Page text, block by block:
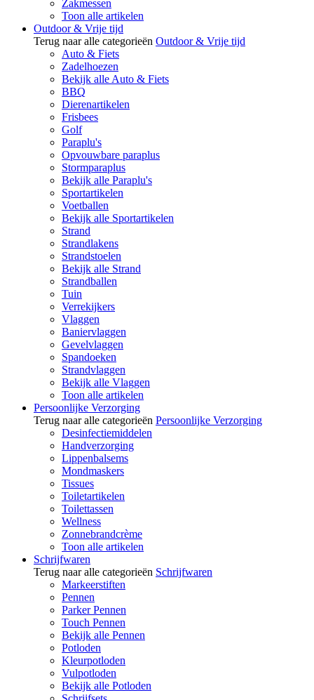
Zakmessen
Toon alle artikelen
Outdoor & Vrije tijd
Terug naar alle categorieën Outdoor & Vrije tijd
Auto & Fiets
Zadelhoezen
Bekijk alle Auto & Fiets
BBQ
Dierenartikelen
Frisbees
Golf
Paraplu's
Opvouwbare paraplus
Stormparaplus
Bekijk alle Paraplu's
Sportartikelen
Voetballen
Bekijk alle Sportartikelen
Strand
Strandlakens
Strandstoelen
Bekijk alle Strand
Strandballen
Tuin
Verrekijkers
Vlaggen
Baniervlaggen
Gevelvlaggen
Spandoeken
Strandvlaggen
Bekijk alle Vlaggen
Toon alle artikelen
Persoonlijke Verzorging
Terug naar alle categorieën Persoonlijke Verzorging
Desinfectiemiddelen
Handverzorging
Lippenbalsems
Mondmaskers
Tissues
Toiletartikelen
Toilettassen
Wellness
Zonnebrandcrème
Toon alle artikelen
Schrijfwaren
Terug naar alle categorieën Schrijfwaren
Markeerstiften
Pennen
Parker Pennen
Touch Pennen
Bekijk alle Pennen
Potloden
Kleurpotloden
Vulpotloden
Bekijk alle Potloden